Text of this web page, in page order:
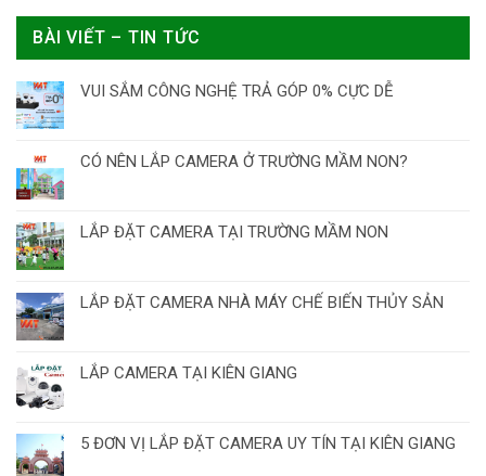
BÀI VIẾT – TIN TỨC
VUI SẮM CÔNG NGHỆ TRẢ GÓP 0% CỰC DỄ
CÓ NÊN LẮP CAMERA Ở TRƯỜNG MẦM NON?
LẮP ĐẶT CAMERA TẠI TRƯỜNG MẦM NON
LẮP ĐẶT CAMERA NHÀ MÁY CHẾ BIẾN THỦY SẢN
LẮP CAMERA TẠI KIÊN GIANG
5 ĐƠN VỊ LẮP ĐẶT CAMERA UY TÍN TẠI KIÊN GIANG